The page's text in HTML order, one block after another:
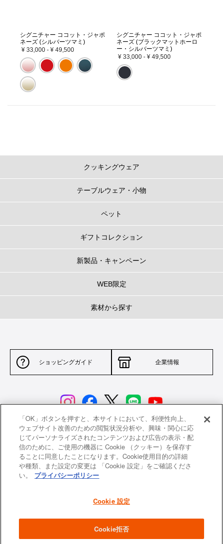
シグニチャー ココット・ジャポ
ネーズ (シルバーツマミ)
¥ 33,000 - ¥ 49,500
シグニチャー ココット・ジャポ
ネーズ (ブラックマットホーロ
ー・シルバーツマミ)
¥ 33,000 - ¥ 49,500
クッキングウェア
テーブルウェア・小物
ペット
ギフトコレクション
新製品・キャンペーン
WEB限定
素材から探す
ショッピングガイド 企業情報
サイトポリシー 特定商取引法に基づく表示
並行輸入品について 個人情報保護方針
返品について
よくあるご質問 お問い合わせ
「OK」ボタンを押すと、本サイトにおいて、利便性向上、
ウェブサイト改善のための閲覧状況分析や、興味・関心に応
じてパーソナライズされたコンテンツおよび広告の表示・配
信のために、ご使用の機器に Cookie （クッキー）を保存す
ることに同意したことになります。Cookie使用目的の詳細
や種類、また設定の変更は 「Cookie 設定」をご確認くださ
い。
プライバシーポリシー
Cookie 設定
Cookie拒否